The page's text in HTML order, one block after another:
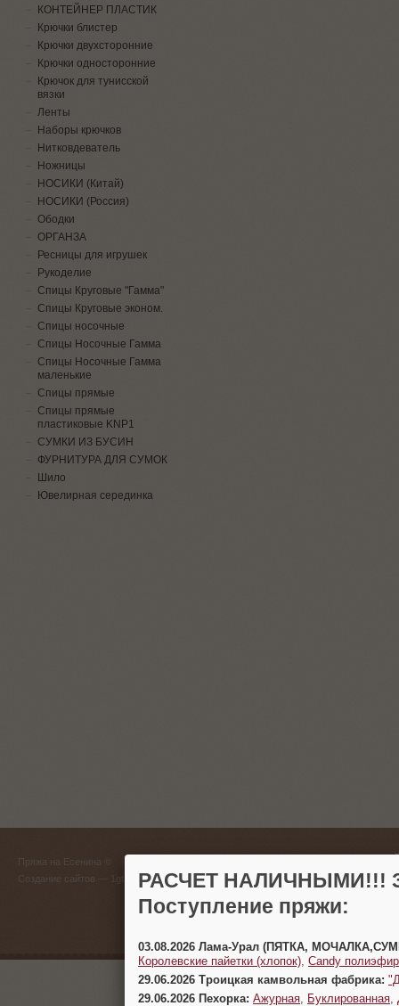
КОНТЕЙНЕР ПЛАСТИК
Крючки блистер
Крючки двухсторонние
Крючки односторонние
Крючок для тунисской
вязки
Ленты
Наборы крючков
Нитковдеватель
Ножницы
НОСИКИ (Китай)
НОСИКИ (Россия)
Ободки
ОРГАНЗА
Ресницы для игрушек
Рукоделие
Спицы Круговые "Гамма"
Спицы Круговые эконом.
Спицы носочные
Спицы Носочные Гамма
Спицы Носочные Гамма
маленькие
Спицы прямые
Спицы прямые
пластиковые KNP1
СУМКИ ИЗ БУСИН
ФУРНИТУРА ДЛЯ СУМОК
Шило
Ювелирная серединка
Пряжа на Есенина ©
Создание сайтов
(383)
г.
РАСЧЕТ НАЛИЧНЫМИ!!!
Поступление пряжи:
03.08.2026 Лама-Урал (ПЯТКА,
Королевские пайетки (хлопок) Candy
29.06.2026 Троицкая камвольная фабрика:
29.06.2026 Пехорка: Ажурная Буклированная